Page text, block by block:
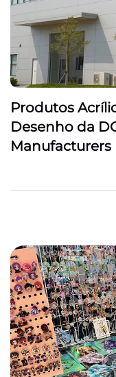
Produtos
Desenho da
Manufacturers